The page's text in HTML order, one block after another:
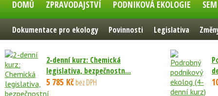
DOMŮ ZPRAVODAJSTVÍ PODNIKOVÁ EKOLOGIE
Dokumentace pro ekology Povinnosti Legislativa
2-denní kurz: Chemická
legislativa, bezpečnostn...
5 785 Kčbez DPH